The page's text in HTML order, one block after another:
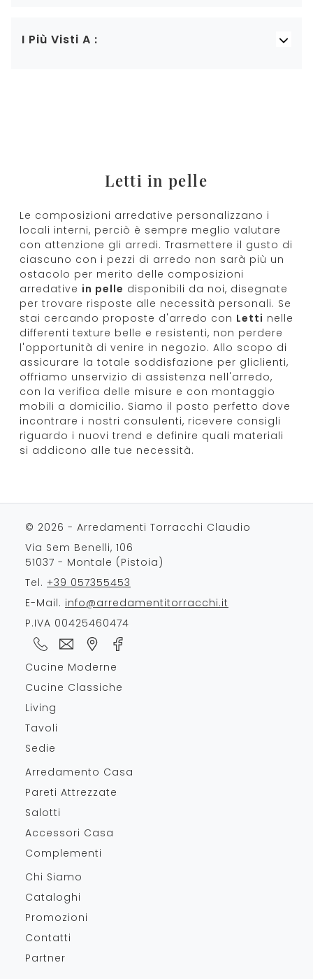
I Più Visti A :
Letti in pelle
Le composizioni arredative personalizzano i
locali interni, perciò è sempre meglio valutare
con attenzione gli arredi. Trasmettere il gusto di
ciascuno con i pezzi di arredo non sarà più un
ostacolo per merito delle composizioni
arredative in pelle disponibili da noi, disegnate
per trovare risposte alle necessità personali. Se
stai cercando proposte d'arredo con Letti nelle
differenti texture belle e resistenti, non perdere
l'opportunità di venire in negozio. Allo scopo di
assicurare la totale soddisfazione per gliclienti,
offriamo unservizio di assistenza nell'arredo,
con la verifica delle misure e con montaggio
mobili a domicilio. Siamo il posto perfetto dove
incontrare i nostri consulenti, ricevere consigli
riguardo i nuovi trend e definire quali materiali
si addicono alle tue necessità.
© 2026 - Arredamenti Torracchi Claudio
Via Sem Benelli, 106
51037 - Montale (Pistoia)
Tel. +39 057355453
E-Mail. info@arredamentitorracchi.it
P.IVA 00425460474
Cucine Moderne
Cucine Classiche
Living
Tavoli
Sedie
Arredamento Casa
Pareti Attrezzate
Salotti
Accessori Casa
Complementi
Chi Siamo
Cataloghi
Promozioni
Contatti
Partner